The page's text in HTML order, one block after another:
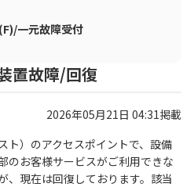
一元故障受付
置故障/回復
2026年05月21日 04:31掲載
ト）のアクセスポイントで、設備
のお客様サービスがご利用できな
、現在は回復しております。該当